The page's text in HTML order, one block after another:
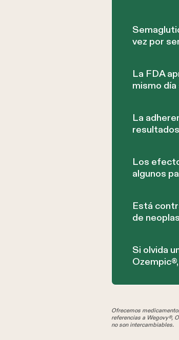
vez por
La FDA
mismo día
La
Los
algunos
Está
de
Si olvida
Ofrecemos
referencias a Wegovy®,
no son intercambiables.